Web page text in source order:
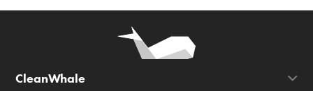
CleanWhale